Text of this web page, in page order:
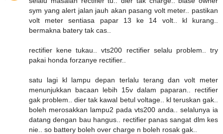
sym yang alert jalan jauh akan pasang volt meter.. pastikan
volt meter sentiasa papar 13 ke 14 volt.. kl kurang..
bermakna batery tak cas..
rectifier kene tukau.. vts200 rectifier selalu problem.. try
pakai honda forzanye rectifier..
satu lagi kl lampu depan terlalu terang dan volt meter
menunjukkan bacaan lebih 15v dalam paparan.. rectifier
gak problem.. dier tak kawal betul voltage.. kl teruskan gak..
boleh merosakkan lampu2 pada vts200 anda.. selalunya ia
datang dengan bau hangus.. rectifier panas sangat dlm kes
nie.. so battery boleh over charge n boleh rosak gak..